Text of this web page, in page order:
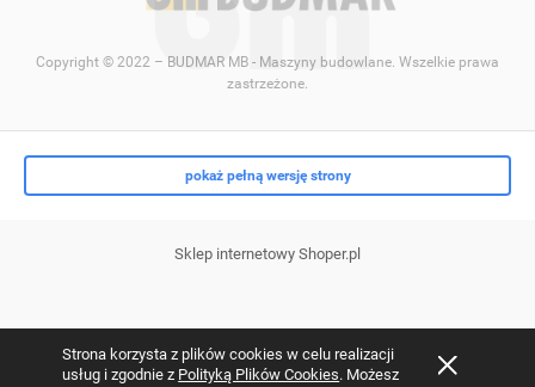
Strona korzysta z plików cookies w celu realizacji
usług i zgodnie z Polityką Plików Cookies. Możesz
Copyright © 2022 – BUDMAR MB - Maszyny budowlane. Wszelkie prawa
zastrzeżone.
pokaż pełną wersję strony
Sklep internetowy Shoper.pl